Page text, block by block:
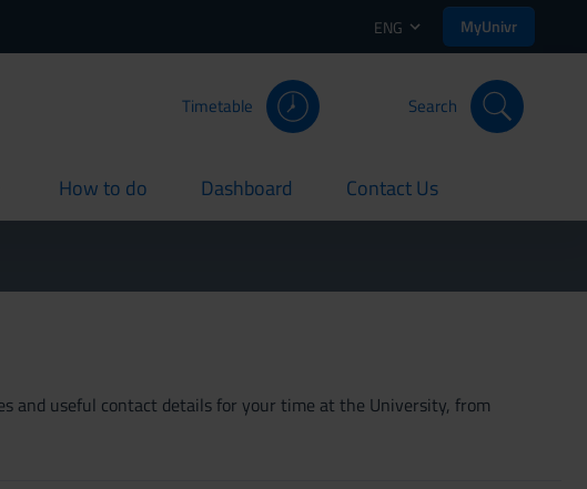
ENG MyUnivr
Timetable Search
How to do
current Dashboard
current Contact Us
current
and useful contact details for your time at the University, from